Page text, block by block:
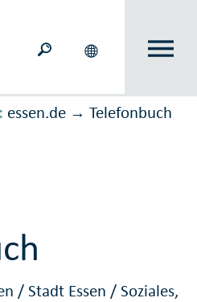
essen.de → Telefonbuch
/Stadt Essen /Soziales,